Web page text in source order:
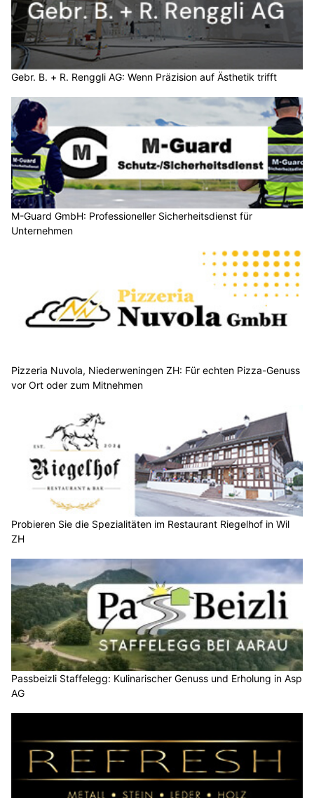
Gebr. B. + R. Renggli AG: Wenn Präzision auf Ästhetik trifft
M-Guard GmbH: Professioneller Sicherheitsdienst für
Unternehmen
Pizzeria Nuvola, Niederweningen ZH: Für echten Pizza-Genuss
vor Ort oder zum Mitnehmen
Probieren Sie die Spezialitäten im Restaurant Riegelhof in Wil
ZH
Passbeizli Staffelegg: Kulinarischer Genuss und Erholung in Asp
AG